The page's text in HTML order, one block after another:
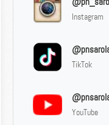
Instagram
TikTok
YouTube